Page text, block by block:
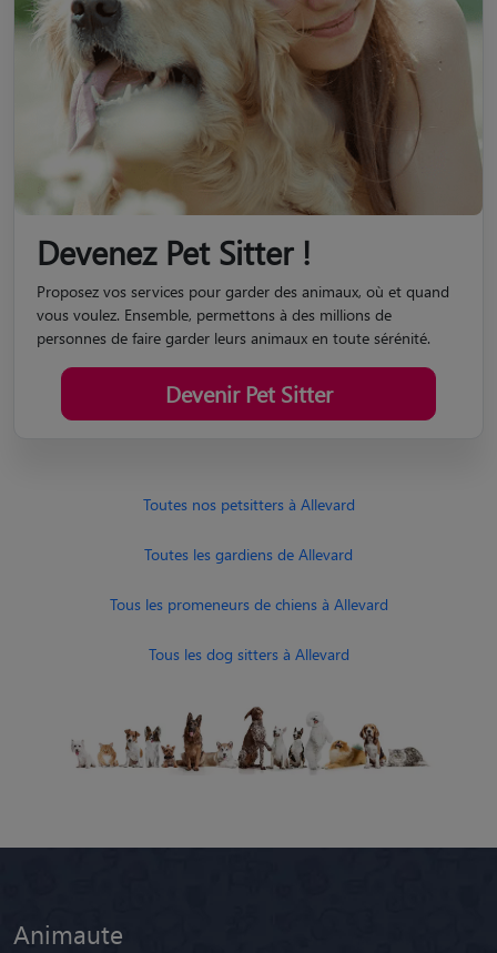
Devenez Pet Sitter !
Proposez vos services pour garder des animaux, où et quand
vous voulez. Ensemble, permettons à des millions de
personnes de faire garder leurs animaux en toute sérénité.
Devenir Pet Sitter
Toutes nos petsitters à Allevard
Toutes les gardiens de Allevard
Tous les promeneurs de chiens à Allevard
Tous les dog sitters à Allevard
Animaute